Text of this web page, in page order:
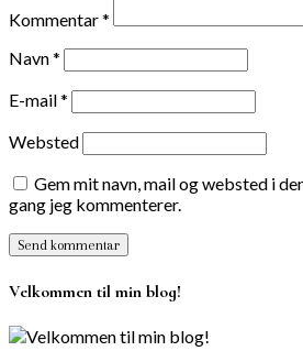
Kommentar*
Navn*
E-mail*
Websted
Gem mit navn, mail og websted i
gang jeg kommenterer.
Velkommen til min blog!